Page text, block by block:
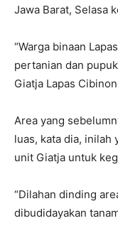
Jawa Barat, Selasa
“Warga binaan
pertanian dan
Giatja Lapas
Area yang
luas, kata dia, inilah
unit Giatja untuk
“Dilahan dinding
dibudidayakan